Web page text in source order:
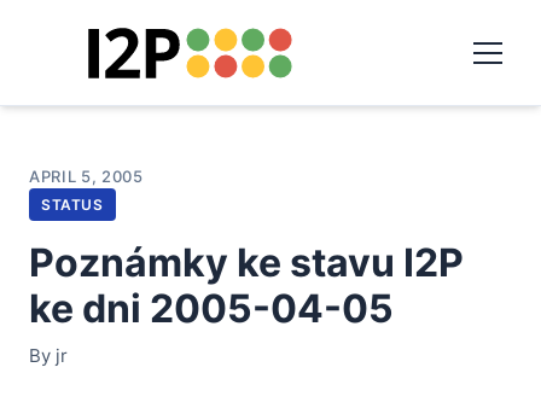
APRIL 5, 2005
STATUS
Poznámky ke stavu I2P
ke dni 2005-04-05
By jr